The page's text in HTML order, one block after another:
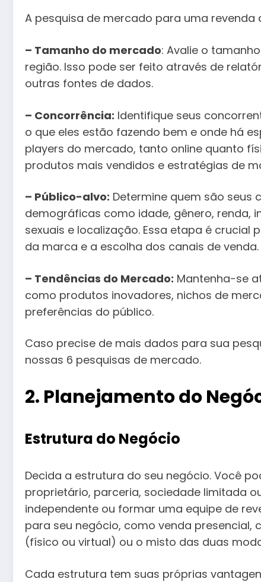
A pesquisa de mercado para uma revenda
– Tamanho do mercado: Avalie o
região. Isso pode ser feito através de
outras fontes de dados.
– Concorrência: Identifique seus
o que eles estão fazendo bem e onde há
players do mercado, tanto online quanto
produtos mais vendidos e estratégias de
– Público-alvo: Determine quem são seus
demográficas como idade, gênero, renda,
sexuais e localização. Essa etapa é
da marca e a escolha dos canais de venda.
– Tendências do Mercado: Mantenha-se
como produtos inovadores, nichos de
preferências do público.
Caso precise de mais dados para sua
nossas 6 pesquisas de mercado.
2. Planejamento do
Estrutura do Negócio
Decida a estrutura do seu negócio. Você
proprietário, parceria, sociedade limitada
independente ou formar uma equipe de
para seu negócio, como venda
(físico ou virtual) ou o misto das duas
Cada estrutura tem suas próprias